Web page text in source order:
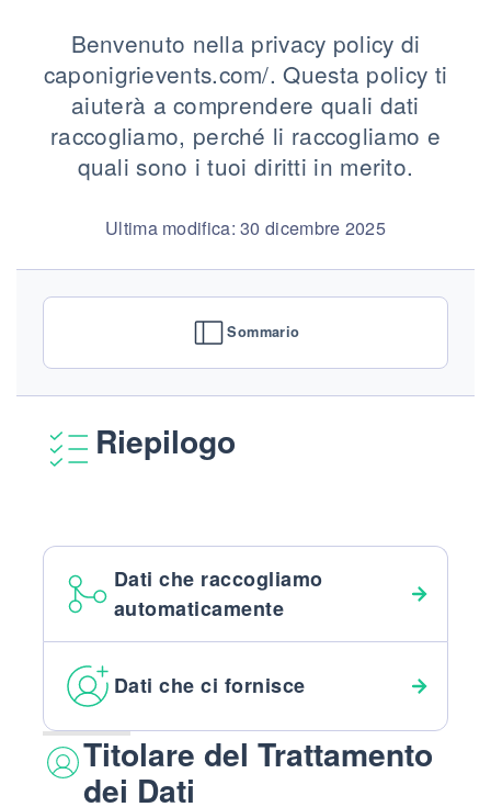
Benvenuto nella privacy policy di
caponigrievents.com/. Questa policy ti
aiuterà a comprendere quali dati
raccogliamo, perché li raccogliamo e
quali sono i tuoi diritti in merito.
Ultima modifica: 30 dicembre 2025
Sommario
Riepilogo
Dati che raccogliamo
automaticamente
Dati che ci fornisce
Titolare del Trattamento
dei Dati